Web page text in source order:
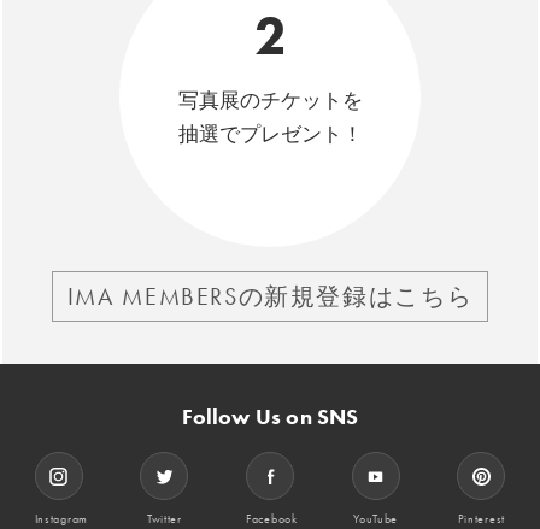
2
写真展のチケットを
抽選でプレゼント！
IMA MEMBERSの新規登録はこちら
Follow Us on SNS
Instagram Twitter Facebook YouTube Pinterest